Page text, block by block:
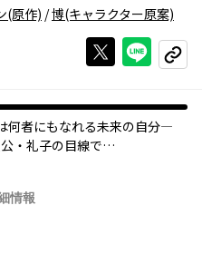
(原作) /博(キャラクター原案)
Xで投稿する
ライン
コピー
何者にもなれる未来の自分―
・礼子の目線で
情報